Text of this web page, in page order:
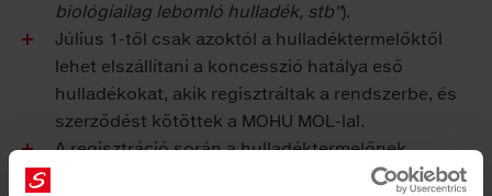
biológiailag lebomló hulladék, stb”).
Július 1-től csak azoktól a hulladéktermelőktől
lehet elszállítani a koncesszió hatálya eső
hulladékokat, akik regisztráltak a rendszerbe, és
szerződést kötöttek a MOHU MOL-lal.
A regisztráció során a hulladéktermelőnek
partnerként kell megjelölnie a Saubermacher